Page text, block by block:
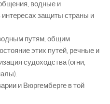
водные и
защиты страны и
путям, общим
этих путей, речные и
судоходства (огни,
и Вюргемберге в той